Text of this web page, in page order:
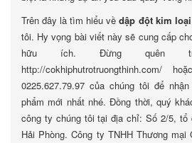
Trên đây là tìm hiểu về dập đột kim
tôi. Hy vọng bài viết này sẽ cung cấp
hữu ích. Đừng quên
http://cokhiphutrotruongthinh.com/
0225.627.79.97 của chúng tôi để
phẩm mới nhất nhé. Đồng thời, quý
công ty chúng tôi tại địa chỉ: Số 2/5, tổ
Hải Phòng. Công ty TNHH Thương